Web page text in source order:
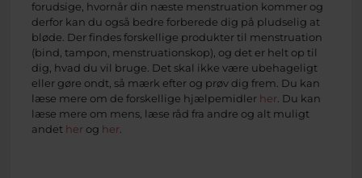
forudsige, hvornår din næste menstruation kommer og
derfor kan du også bedre forberede dig på pludselig at
bløde. Der findes forskellige produkter til menstruation
(bind, tampon, menstruationskop), og det er helt op til
dig, hvad du vil bruge. Det skal ikke være ubehageligt
eller gøre ondt, så mærk efter og prøv dig frem. Du kan
læse mere om de forskellige hjælpemidler her . Du kan
læse mere om mens, læse råd fra andre og alt muligt
andet her og her